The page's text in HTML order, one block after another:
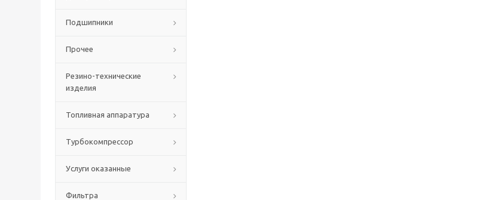
Подшипники
Прочее
Резино-технические
изделия
Топливная аппаратура
Турбокомпрессор
Услуги оказанные
Фильтра